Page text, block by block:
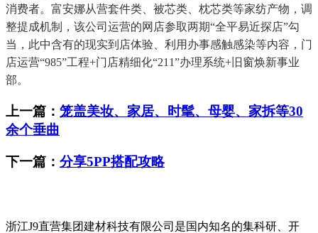
消费者。富安娜从营套件类、被芯类、枕芯类等家纺产物，调
整提成机制，该公司运营的网店参取两期“全平易近探店”勾
当，此中含有的现实到店体验、利用办事感触感染等内容，门
店运营“985”工程+门店精细化“211”办理系统+旧窗焕新事业
部。
上一篇： 笼盖美妆、家居、时髦、母婴、家拆等30
余个垂曲
下一篇： 分享5PP搭配攻略
浙江J9直营集团建材科技有限公司是国内知名的集科研、开